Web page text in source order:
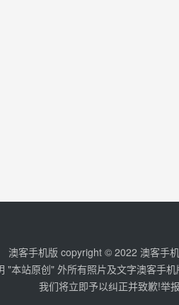
澳客手机版 copyright © 2022 澳客手
"本站原创" 外所有照片及文字澳客手
我们将立即予以纠正并致歉!举